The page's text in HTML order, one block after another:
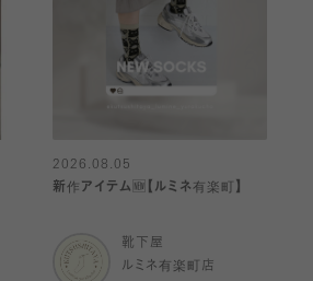
2026.08.05
新作アイテム🆕【ルミネ有楽町】
靴下屋
ルミネ有楽町店